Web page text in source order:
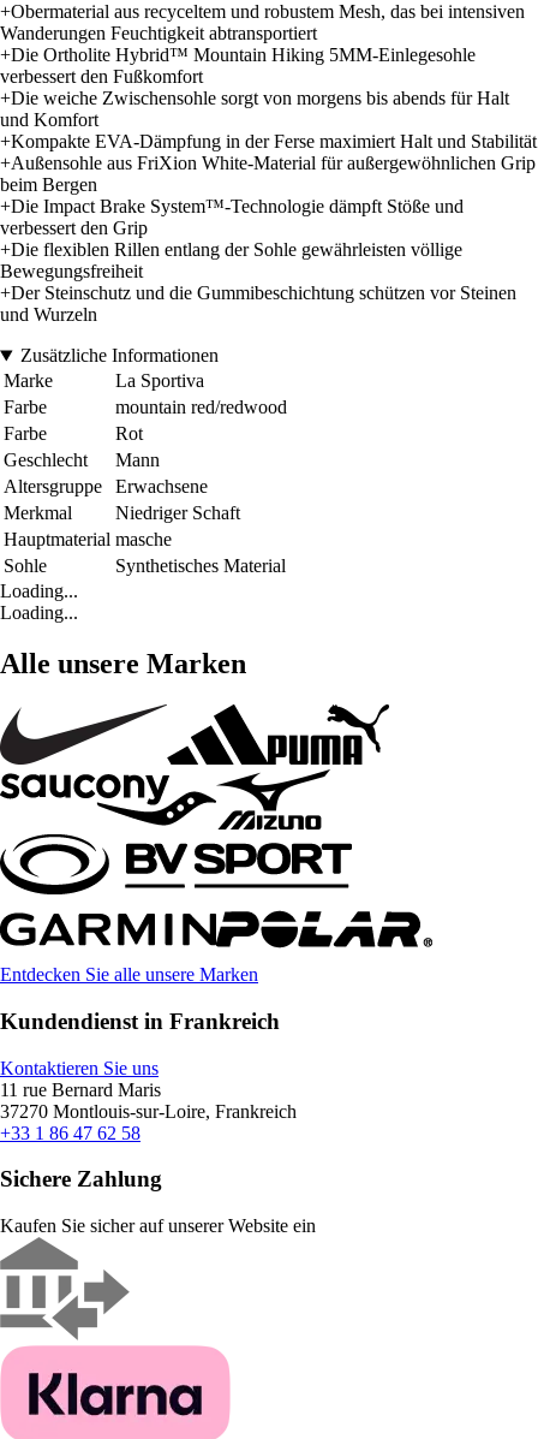
+Obermaterial aus recyceltem und robustem Mesh, das bei intensiven
Wanderungen Feuchtigkeit abtransportiert
+Die Ortholite Hybrid™ Mountain Hiking 5MM-Einlegesohle
verbessert den Fußkomfort
+Die weiche Zwischensohle sorgt von morgens bis abends für Halt
und Komfort
+Kompakte EVA-Dämpfung in der Ferse maximiert Halt und Stabilität
+Außensohle aus FriXion White-Material für außergewöhnlichen Grip
beim Bergen
+Die Impact Brake System™-Technologie dämpft Stöße und
verbessert den Grip
+Die flexiblen Rillen entlang der Sohle gewährleisten völlige
Bewegungsfreiheit
+Der Steinschutz und die Gummibeschichtung schützen vor Steinen
und Wurzeln
Zusätzliche Informationen
Marke
La Sportiva
Farbe
mountain red/redwood
Farbe
Rot
Geschlecht
Mann
Altersgruppe
Erwachsene
Merkmal
Niedriger Schaft
Hauptmaterial masche
Sohle
Synthetisches Material
Loading...
Loading...
Alle unsere Marken
Entdecken Sie alle unsere Marken
Kundendienst in Frankreich
Kontaktieren Sie uns
11 rue Bernard Maris
37270 Montlouis-sur-Loire, Frankreich
+33 1 86 47 62 58
Sichere Zahlung
Kaufen Sie sicher auf unserer Website ein